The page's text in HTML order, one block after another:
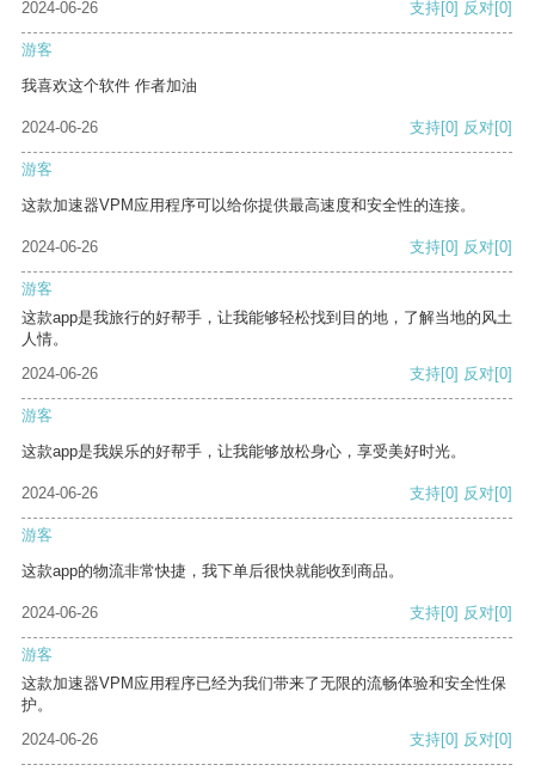
2024-06-26 支持[0] 反对[0]
游客
我喜欢这个软件 作者加油
2024-06-26 支持[0] 反对[0]
游客
这款加速器VPM应用程序可以给你提供最高速度和安全性的连接。
2024-06-26 支持[0] 反对[0]
游客
这款app是我旅行的好帮手，让我能够轻松找到目的地，了解当地的风土
人情。
2024-06-26
支持[0] 反对[0]
游客
这款app是我娱乐的好帮手，让我能够放松身心，享受美好时光。
2024-06-26 支持[0] 反对[0]
游客
这款app的物流非常快捷，我下单后很快就能收到商品。
2024-06-26 支持[0] 反对[0]
游客
这款加速器VPM应用程序已经为我们带来了无限的流畅体验和安全性保
护。
2024-06-26
支持[0] 反对[0]